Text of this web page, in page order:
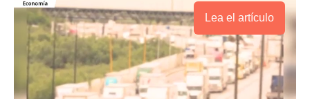
Lea el artículo